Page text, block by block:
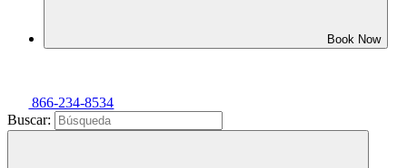
Book Now
866-234-8534
Buscar: